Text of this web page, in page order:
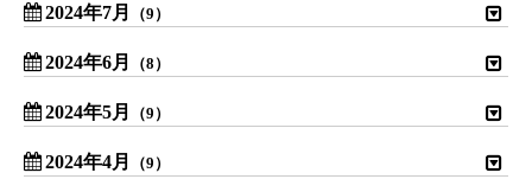
2024年7月 （9）
2024年6月 （8）
2024年5月 （9）
2024年4月 （9）